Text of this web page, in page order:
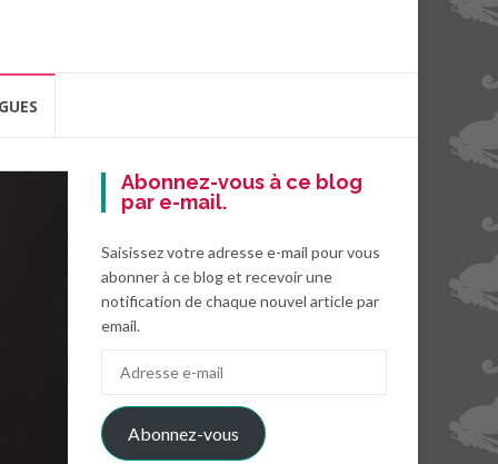
Abonnez-vous à ce blog
par e-mail.
Saisissez votre adresse e-mail pour vous
abonner à ce blog et recevoir une
notification de chaque nouvel article par
email.
mail
Abonnez-vous